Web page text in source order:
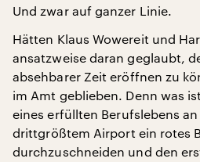
Und zwar auf ganzer Linie.
Hätten Klaus Wowereit und
ansatzweise daran geglaubt,
absehbarer Zeit eröffnen zu
im Amt geblieben. Denn was
eines erfüllten Berufslebens
drittgrößtem Airport ein rotes
durchzuschneiden und den